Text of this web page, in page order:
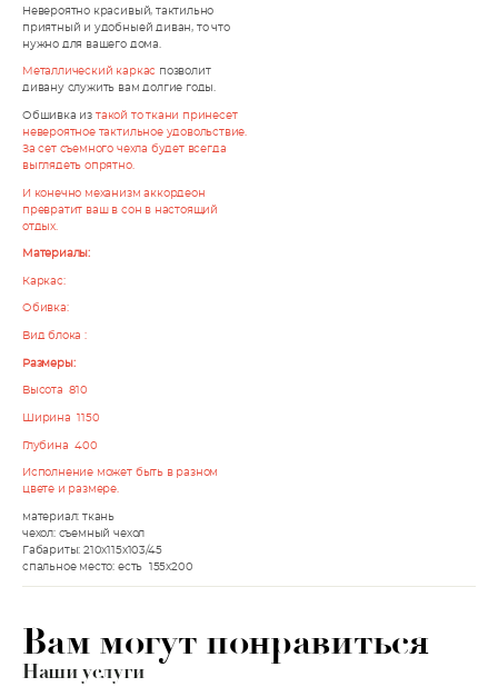
Невероятно красивый, тактильно
приятный и удобныей диван, то что
нужно для вашего дома.
Металлический каркас позволит
дивану служить вам долгие годы.
Обшивка из такой то ткани принесет
невероятное тактильное удовольствие.
За сет съемного чехла будет всегда
выглядеть опрятно.
И конечно механизм аккордеон
превратит ваш в сон в настоящий
отдых.
Материалы:
Каркас:
Обивка:
Вид блока :
Размеры:
Высота 810
Ширина 1150
Глубина 400
Исполнение может быть в разном
цвете и размере.
материал: ткань
чехол: съемный чехол
Габариты: 210х115x103/45
спальное место: есть 155х200
Вам могут понравиться
Наши услуги